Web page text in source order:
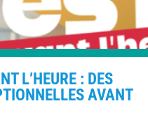
L’HEURE : DES
AVANT